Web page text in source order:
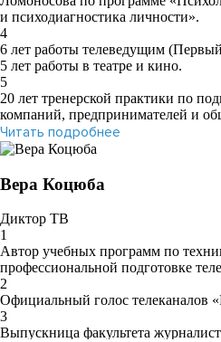
и психодиагностика личности».
4
6 лет работы телеведущим
5 лет работы в театре и кино.
5
20 лет тренерской практики по
компаний, предпринимателей и
Читать подробнее
Вера Коцюба
Диктор ТВ
1
Автор учебных программ по
профессиональной подготовке
2
Официальный голос телеканалов
3
Выпускница факультета